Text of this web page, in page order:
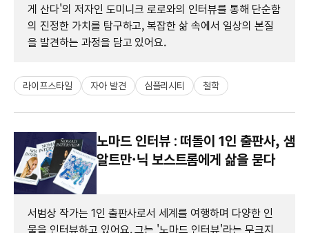
게 산다'의 저자인 도미니크 로로와의 인터뷰를 통해 단순함
의 진정한 가치를 탐구하고, 복잡한 삶 속에서 일상의 본질
을 발견하는 과정을 담고 있어요.
라이프스타일 자아 발견 심플리시티 철학
노마드 인터뷰 : 떠돌이 1인 출판사, 샘
알트만·닉 보스트롬에게 삶을 묻다
서범상 작가는 1인 출판사로서 세계를 여행하며 다양한 인
물을 인터뷰하고 있어요. 그는 '노마드 인터뷰'라는 무크지